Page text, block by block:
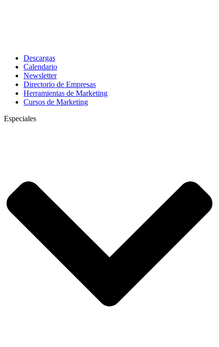
Descargas
Calendario
Newsletter
Directorio de Empresas
Herramientas de Marketing
Cursos de Marketing
Especiales